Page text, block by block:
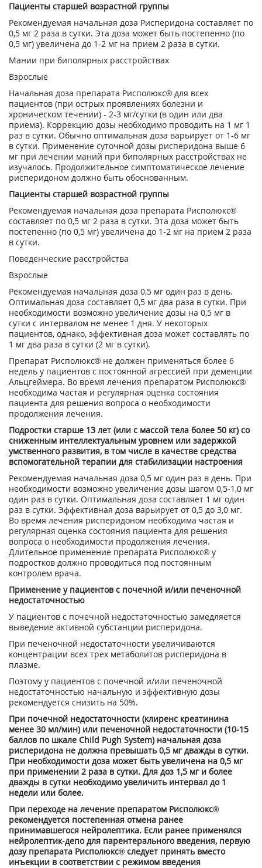
Пациенты старшей возрастной группы
Рекомендуемая начальная доза Рисперидона составляет по
0,5 мг 2 раза в сутки. Эта доза может быть постепенно (по
0,5 мг) увеличена до 1-2 мг на прием 2 раза в сутки.
Мании при биполярных расстройствах
Взрослые
Начальная доза препарата Рисполюкс® для всех
пациентов (при острых проявлениях болезни и
хроническом течении) - 2-3 мг/сутки (в один или два
приема). Коррекцию дозы необходимо проводить на 1 мг 1
раз в сутки. Обычно оптимальная доза варьирует от 1-6 мг
в сутки. Применение суточной дозы рисперидона выше 6
мг при лечении маний при биполярных расстройствах не
изучалось. Продолжительное симптоматическое лечение
рисперидоном должно быть обоснованным.
Пациенты старшей возрастной группы
Рекомендуемая начальная доза препарата Рисполюкс®
составляет по 0,5 мг 2 раза в сутки. Эта доза может быть
постепенно (по 0,5 мг) увеличена до 1-2 мг на прием 2 раза
в сутки.
Поведенческие расстройства
Взрослые
Рекомендуемая начальная доза 0,5 мг один раз в день.
Оптимальная доза составляет 0,5 мг два раза в сутки. При
необходимости возможно увеличение дозы на 0,5 мг в
сутки с интервалом не менее 1 дня. У некоторых
пациентов, однако, эффективная доза может составлять по
1 мг два раза в сутки (2 мг в сутки).
Препарат Рисполюкс® не должен применяться более 6
недель у пациентов с постоянной агрессией при деменции
Альцгеймера. Во время лечения препаратом Рисполюкс®
необходима частая и регулярная оценка состояния
пациента для решения вопроса о необходимости
продолжения лечения.
Подростки старше 13 лет (или с массой тела более 50 кг) со
сниженным интеллектуальным уровнем или задержкой
умственного развития, в том числе в качестве средства
вспомогательной терапии для стабилизации настроения
Рекомендуемая начальная доза 0,5 мг один раз в день. При
необходимости возможно увеличение дозы шагом 0,5-1,0 мг
один раз в сутки. Оптимальная доза составляет 1 мг один
раз в сутки. Эффективная доза варьирует от 0,5 до 3,0 мг.
Во время лечения рисперидоном необходима частая и
регулярная оценка состояния пациента для решения
вопроса о необходимости продолжения лечения.
Длительное применение препарата Рисполюкс® у
подростков должно проводиться под постоянным
контролем врача.
Применение у пациентов с почечной и/или печеночной
недостаточностью
У пациентов с почечной недостаточностью замедляется
выведение активной субстанции рисперидона.
При печеночной недостаточности увеличиваются
концентрации всех трех метаболитов рисперидона в
плазме.
Поэтому у пациентов с почечной и/или печеночной
недостаточностью начальную и эффективную дозы
рекомендуется снизить на 50%.
При почечной недостаточности (клиренс креатинина
менее 30 мл/мин) или печеночной недостаточности (10-15
баллов по шкале Child Pugh System) начальная доза
рисперидона не должна превышать 0,5 мг дважды в сутки.
При необходимости доза может быть увеличена на 0,5 мг
при применении 2 раза в сутки. Для доз 1,5 мг и более
дважды в сутки необходимо увеличить интервал до 1
недели или более.
При переходе на лечение препаратом Рисполюкс®
рекомендуется постепенная отмена ранее
принимавшегося нейролептика. Если ранее применялся
нейролептик-депо для парентерального введения, первую
дозу препарата Рисполюкс® следует принять вместо
инъекции в соответствии с режимом введения